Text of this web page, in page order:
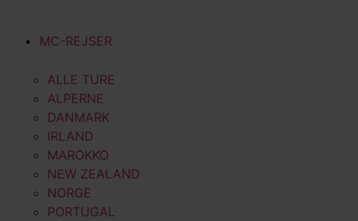
MC-REJSER
ALLE TURE
ALPERNE
DANMARK
IRLAND
MAROKKO
NEW ZEALAND
NORGE
PORTUGAL